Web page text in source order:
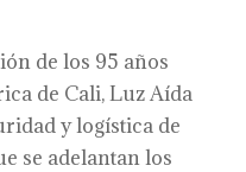
de los 95 años
de Cali, Luz Aída
y logística de
se adelantan los